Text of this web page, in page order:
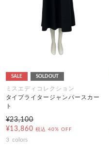
SALE SOLDOUT
ミスエディコレクション
タイプライタージャンパースカー
ト
¥23,100
¥13,860 税込 40% OFF
3 colors